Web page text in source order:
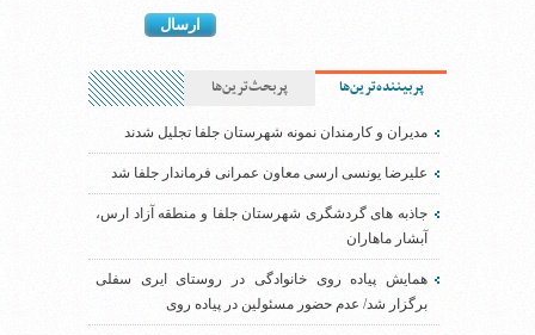
پربیننده‌ترین‌ها پربحث‌ترین‌ها
مدیران و کارمندان نمونه شهرستان جلفا تجلیل شدند
علیرضا یونسی ارسی معاون عمرانی فرماندار جلفا شد
جاذبه های گردشگری شهرستان جلفا و منطقه آزاد ارس،
آبشار ماهاران
همایش پیاده روی خانوادگی در روستای ایری سفلی
برگزار شد/ عدم حضور مسئولین در پیاده روی